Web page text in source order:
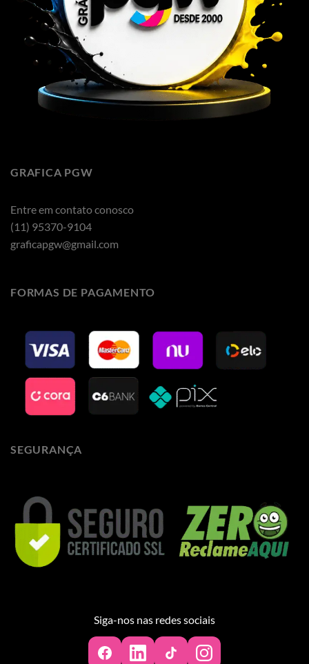
GRAFICA PGW
Entre em contato conosco
(11) 95370-9104
graficapgw@gmail.com
FORMAS DE PAGAMENTO
SEGURANÇA
Siga-nos nas redes sociais